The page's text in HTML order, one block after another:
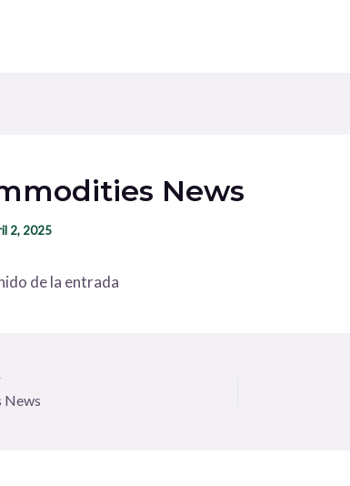
News
2, 2025
de la entrada
News